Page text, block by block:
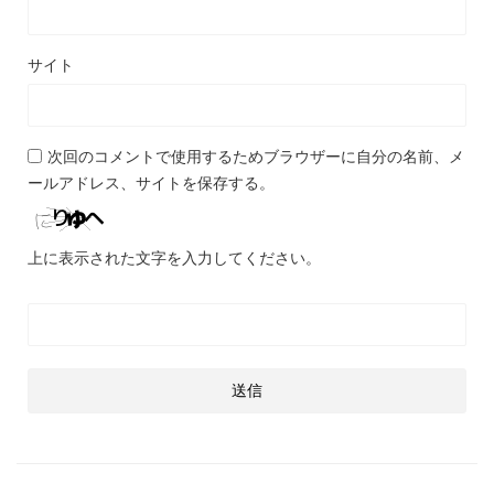
サイト
次回のコメントで使用するためブラウザーに自分の名前、メ
ールアドレス、サイトを保存する。
上に表示された文字を入力してください。